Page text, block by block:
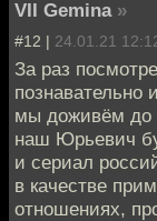
VII Gemina »
#12 | 24.01.21
За раз
познавательно
мы доживём до
наш Юрьевич
и сериал
в качестве
отношениях,